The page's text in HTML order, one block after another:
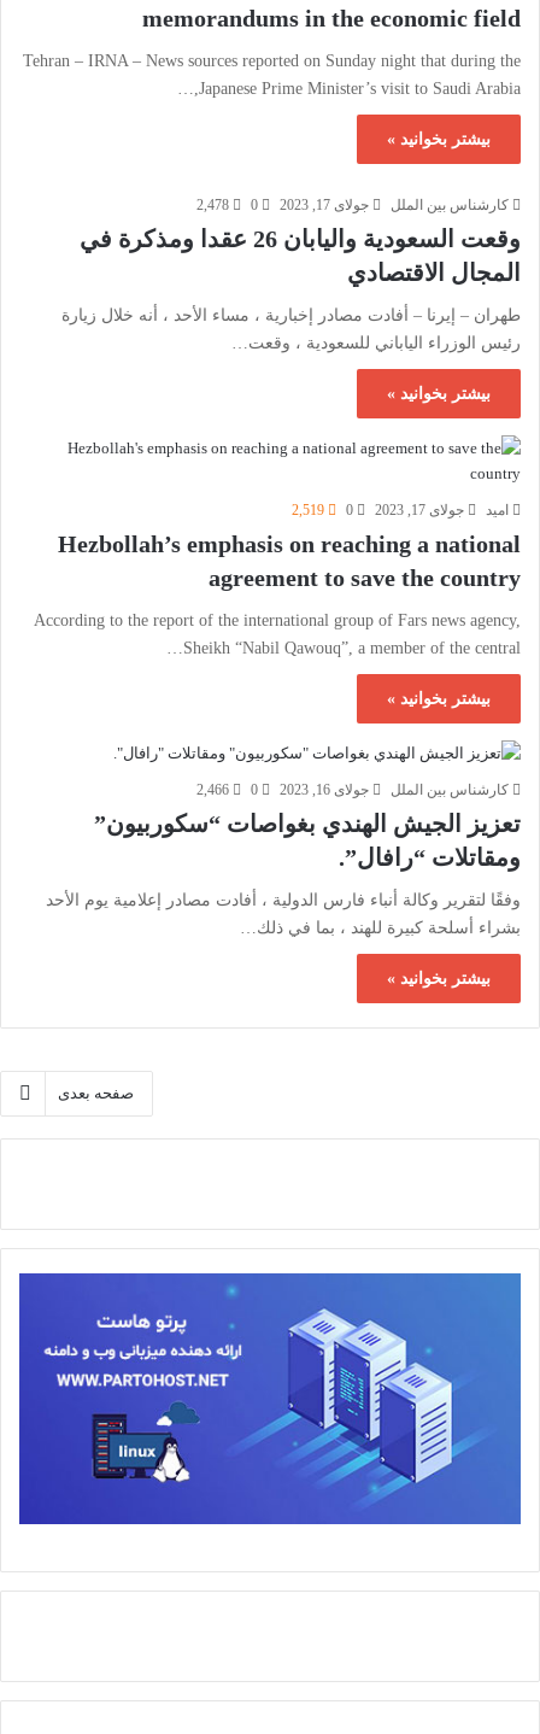
memorandums in the economic field
Tehran – IRNA – News sources reported on Sunday night that during the
Japanese Prime Minister’s visit to Saudi Arabia,…
بیشتر بخوانید »
کارشناس بین الملل جولای 17, 2023 0
2,478
وقعت السعودية واليابان 26 عقدا ومذكرة في
المجال الاقتصادي
طهران – إيرنا – أفادت مصادر إخبارية ، مساء الأحد ، أنه خلال زيارة
رئيس الوزراء الياباني للسعودية ، وقعت…
بیشتر بخوانید »
امید جولای 17, 2023 0
2,519
Hezbollah’s emphasis on reaching a national
agreement to save the country
According to the report of the international group of Fars news agency,
Sheikh “Nabil Qawouq”, a member of the central…
بیشتر بخوانید »
کارشناس بین الملل جولای 16, 2023 0
2,466
تعزيز الجيش الهندي بغواصات “سكوربيون”
ومقاتلات “رافال”.
وفقًا لتقرير وكالة أنباء فارس الدولية ، أفادت مصادر إعلامية يوم الأحد
بشراء أسلحة كبيرة للهند ، بما في ذلك…
بیشتر بخوانید »
صفحه بعدی